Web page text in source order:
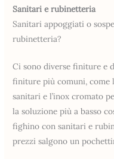
Sanitari e rubinetteria
Sanitari appoggiati o
rubinetteria?
Ci sono diverse finiture e
finiture più comuni, come
sanitari e l’inox cromato
la soluzione più a basso
fighino con sanitari e
prezzi salgono un